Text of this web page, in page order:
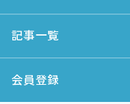
記事一覧
会員登録